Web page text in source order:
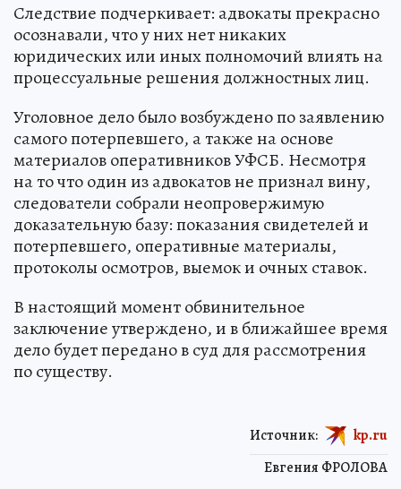
Следствие подчеркивает: адвокаты прекрасно
осознавали, что у них нет никаких
юридических или иных полномочий влиять на
процессуальные решения должностных лиц.
Уголовное дело было возбуждено по заявлению
самого потерпевшего, а также на основе
материалов оперативников УФСБ. Несмотря
на то что один из адвокатов не признал вину,
следователи собрали неопровержимую
доказательную базу: показания свидетелей и
потерпевшего, оперативные материалы,
протоколы осмотров, выемок и очных ставок.
В настоящий момент обвинительное
заключение утверждено, и в ближайшее время
дело будет передано в суд для рассмотрения
по существу.
Евгения ФРОЛОВА
Источник: kp.ru